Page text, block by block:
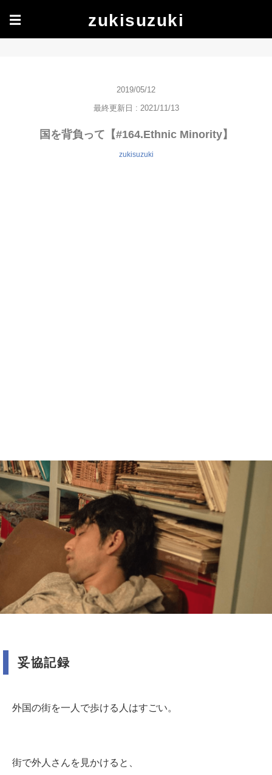
☰ zukisuzuki
2019/05/12
最終更新日 : 2021/11/13
国を背負って【#164.Ethnic Minority】
zukisuzuki
妥協記録
外国の街を一人で歩ける人はすごい。
街で外人さんを見かけると、